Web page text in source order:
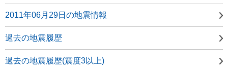
2011年06月29日の地震情報
過去の地震履歴
過去の地震履歴(震度3以上)